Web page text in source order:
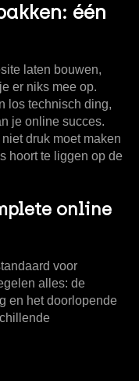
één
laten bouwen,
er niks mee op.
los technisch ding,
je online succes.
druk moet maken
hoort te liggen op de
online
voor
alles: de
en het doorlopende